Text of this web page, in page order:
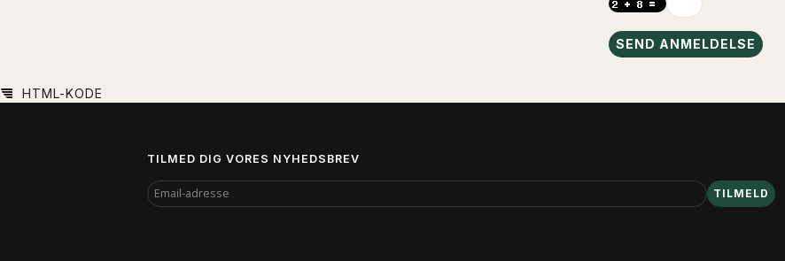
SEND ANMELDELSE
HTML-KODE
TILMED DIG VORES NYHEDSBREV
EMAIL-
ADRESSE
TILMELD